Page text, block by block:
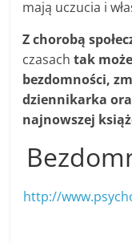
mają uczucia i
Z chorobą
czasachtak
bezdomności,
dziennikarka
najnowszej
http://